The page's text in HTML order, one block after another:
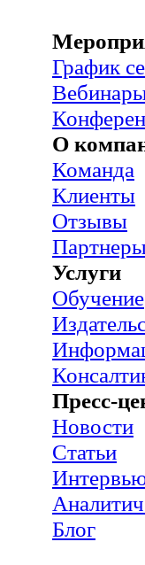
График
О
Команда
Клиенты
Отзывы
Услуги
Обучение
Пресс-
Новости
Статьи
Блог